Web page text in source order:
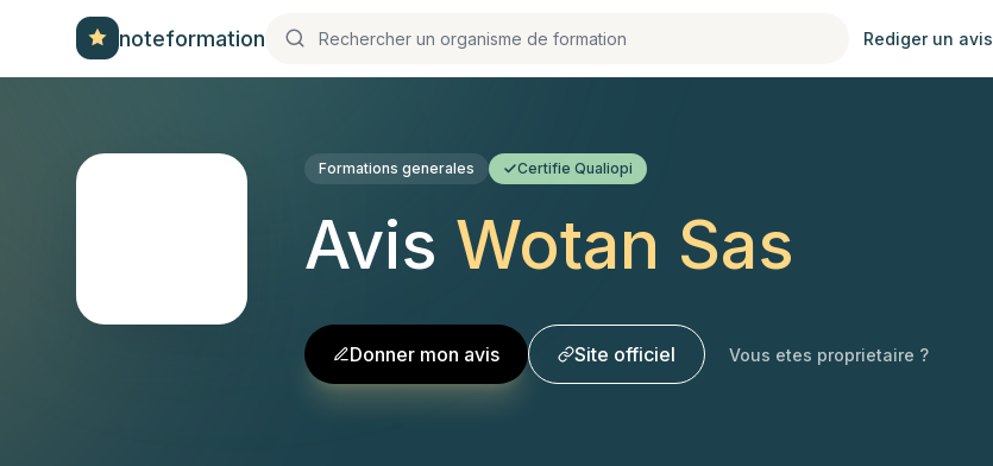
noteformation Rediger un avis
Formations generales Certifie Qualiopi
Avis Wotan Sas
Donner mon avis Site officiel Vous etes proprietaire ?